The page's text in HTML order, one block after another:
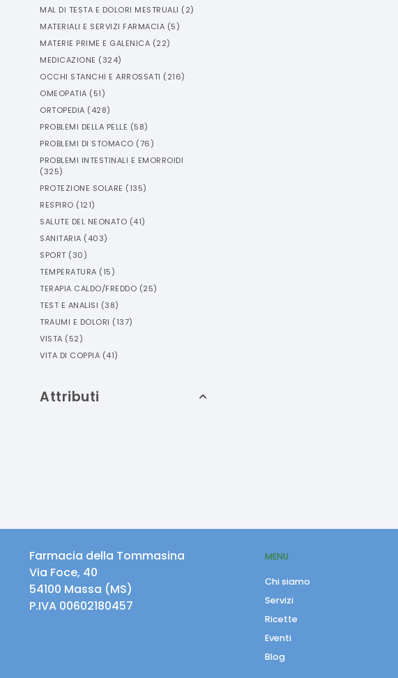
MAL DI TESTA E DOLORI MESTRUALI (2)
MATERIALI E SERVIZI FARMACIA (5)
MATERIE PRIME E GALENICA (22)
MEDICAZIONE (324)
OCCHI STANCHI E ARROSSATI (216)
OMEOPATIA (51)
ORTOPEDIA (428)
PROBLEMI DELLA PELLE (58)
PROBLEMI DI STOMACO (76)
PROBLEMI INTESTINALI E EMORROIDI
(325)
PROTEZIONE SOLARE (135)
RESPIRO (121)
SALUTE DEL NEONATO (41)
SANITARIA (403)
SPORT (30)
TEMPERATURA (15)
TERAPIA CALDO/FREDDO (25)
TEST E ANALISI (38)
TRAUMI E DOLORI (137)
VISTA (52)
VITA DI COPPIA (41)
Attributi
Farmacia della Tommasina
Via Foce, 40
54100 Massa (MS)
P.IVA 00602180457
MENU
Chi siamo
Servizi
Ricette
Eventi
Blog